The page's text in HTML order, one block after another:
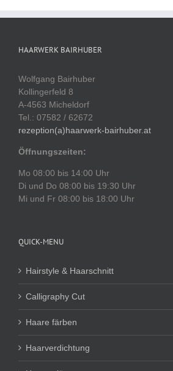
HAARWERK BAIRHUBER
Wolfgang Bairhuber
Kollingerfeld 8
A-4563 Micheldorf
Tel.: 07582 / 62672
rezeption(a)haarwerk-bairhuber.at
Öffnungszeiten:
Mo 08:00 bis 14:00 Uhr
Di und Do 08:00 bis 19:30 Uhr
Mi und Fr 08:00 bis 18:00 Uhr
QUICK-MENU
Hairstyle & Haarschnitt
Calligraphy Cut
Haare färben
Haarverdichtung